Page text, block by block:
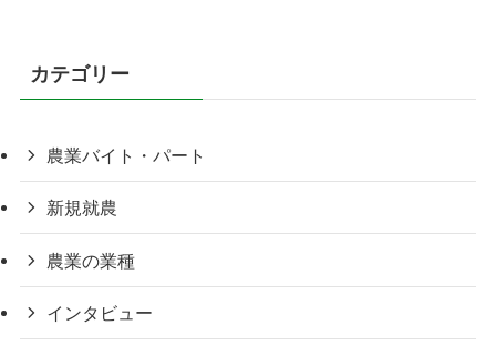
カテゴリー
農業バイト・パート
新規就農
農業の業種
インタビュー